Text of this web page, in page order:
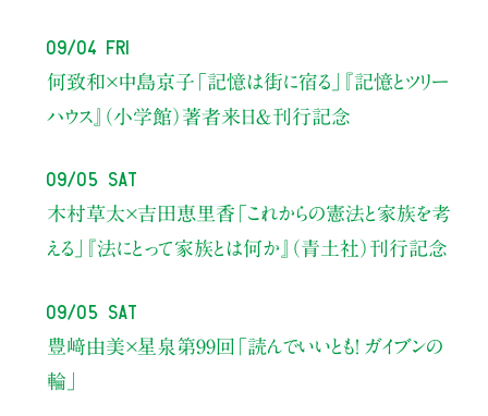
09/04 Fri
何致和×中島京子 「記憶は街に宿る」
『記憶とツリー
ハウス』（小学館）著者来日＆刊行記念
09/05 Sat
木村草太×吉田恵里香 「これからの憲法と家族を考
える」
『法にとって家族とは何か』（青土社）刊行記念
09/05 Sat
豊﨑由美×星泉 第99回「読んでいいとも！ ガイブンの
輪」